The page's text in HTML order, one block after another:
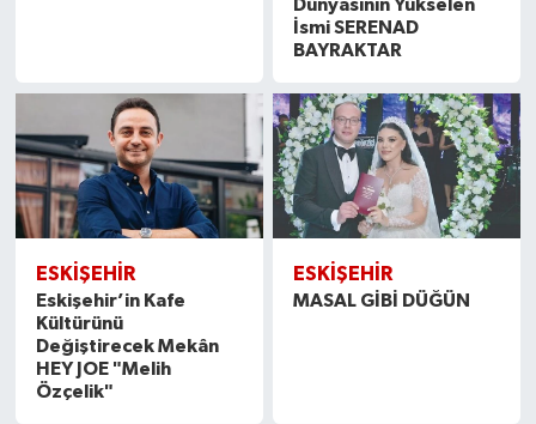
Dünyasının Yükselen
İsmi SERENAD
BAYRAKTAR
ESKİŞEHİR
Eskişehir’in Kafe
Kültürünü
Değiştirecek Mekân
HEY JOE "Melih
Özçelik"
ESKİŞEHİR
MASAL GİBİ DÜĞÜN